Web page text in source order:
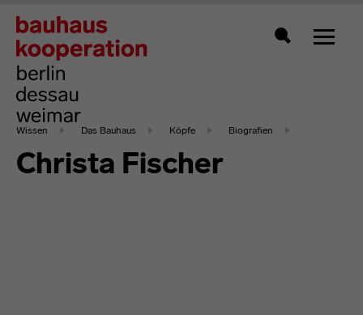
Zeigt
Wissen Das Bauhaus Köpfe Biografien
Christa Fischer